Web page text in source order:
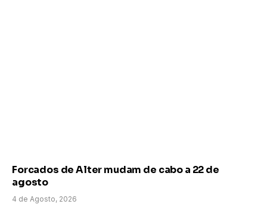
Forcados de Alter mudam de cabo a 22 de
agosto
4 de Agosto, 2026